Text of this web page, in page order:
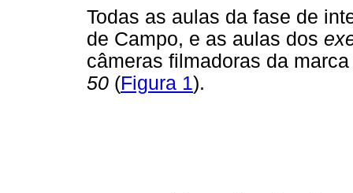
Todas as aulas da fase de
de Campo, e as aulas dos
câmeras filmadoras da
50 (Figura 1).